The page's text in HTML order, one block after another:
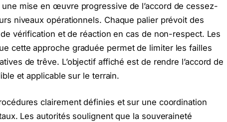
mise en œuvre progressive de l’accord de cessez-
niveaux opérationnels. Chaque palier prévoit des
vérification et de réaction en cas de non-respect. Les
cette approche graduée permet de limiter les failles
de trêve. L’objectif affiché est de rendre l’accord de
et applicable sur le terrain.
clairement définies et sur une coordination
Les autorités soulignent que la souveraineté